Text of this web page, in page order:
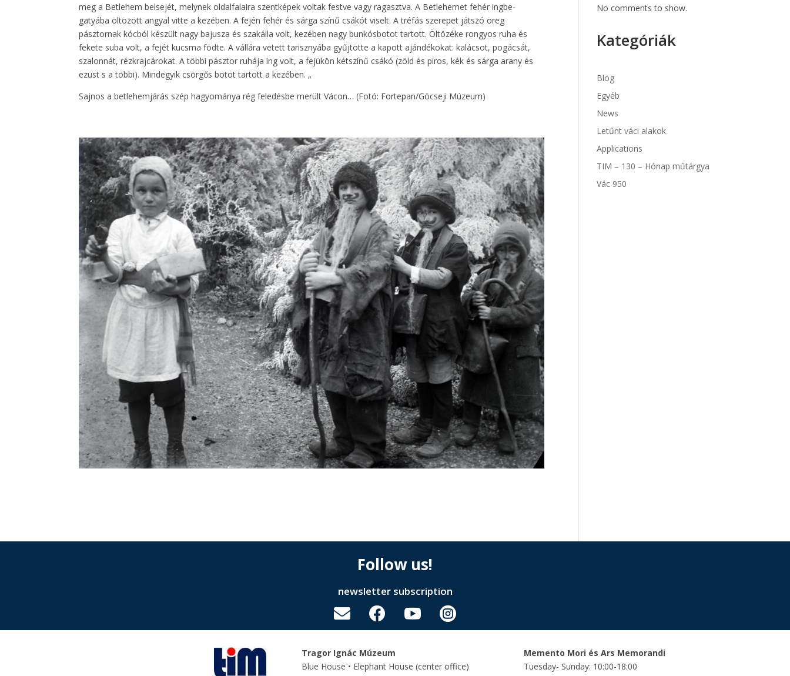
meg a Betlehem belsejét, melynek oldalfalaira szentképek voltak festve vagy ragasztva. A Betlehemet fehér ingbe-
gatyába öltözött angyal vitte a kezében. A fején fehér és sárga színű csákót viselt. A tréfás szerepet játszó öreg
pásztornak kócból készült nagy bajusza és szakálla volt, kezében nagy bunkósbotot tartott. Öltözéke rongyos ruha és
fekete suba volt, a fejét kucsma födte. A vállára vetett tarisznyába gyűjtötte a kapott ajándékokat: kalácsot, pogácsát,
szalonnát, rézkrajcárokat. A többi pásztor ruhája ing volt, a fejükön kétszínű csákó (zöld és piros, kék és sárga arany és
ezüst s a többi). Mindegyik csörgős botot tartott a kezében. „
Sajnos a betlehemjárás szép hagyománya rég feledésbe merült Vácon… (Fotó: Fortepan/Göcseji Múzeum)
No comments to show.
Kategóriák
Blog
Egyéb
News
Letűnt váci alakok
Applications
TIM – 130 – Hónap műtárgya
Vác 950
Follow us!
newsletter subscription
   
Tragor Ignác Múzeum
Blue House • Elephant House (center office)
Memento Mori és Ars Memorandi
Tuesday- Sunday: 10:00-18:00